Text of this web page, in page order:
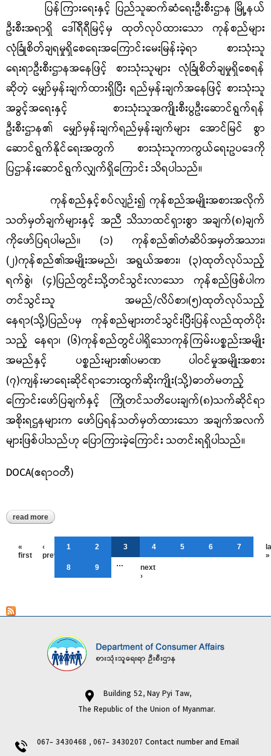
ပြန်ကြားရေးနှင့် ပြည်သူဆက်ဆံရေးဦးစီးဌာန မြို့နယ်
ဦးစီးအရာရှိ ဒေါ်ရီရီမြင့်မှ ထုတ်လုပ်ထားသော ကုန်စည်များ
လုံခြုံစိတ်ချရမှုရှိစေရေးအကြောင်းမေးမြန်းခဲ့ရာ စားသုံးသူ
ရေးရာဦးစီးဌာနအနေဖြင့် စားသုံးသူများ လုံခြုံစိတ်ချမှုရှိစေရန်
ဆိုတဲ့ မျှော်မှန်းချက်ထားရှိပြီး ရည်မှန်းချက်အနေဖြင့် စားသုံးသူ
အခွင့်အရေးနှင့် စားသုံးသူအကျိုးစီးပွဦးဆောင်ရွက်ရန်
ဦးစီးဌာန၏ မျှော်မှန်းချက်ရည်မှန်းချက်များ အောင်မြင် စွာ
ဆောင်ရွက်နိုင်ရေးအတွက် စားသုံးသူကာကွယ်ရေးဥပဒေကို
ပြဌာန်းဆောင်ရွက်လျှက်ရှိကြောင်း သိရပါသည်။
ကုန်စည်နှင့်စပ်လျဉ်း၍ ကုန်စည်အမျိုးအစားအလိုက်
သတ်မှတ်ချက်များနှင့် အညီ သိသာထင်ရှားစွာ အချက်(၈)ချက်
ကိုဖော်ပြရပါမည်။ (၁) ကုန်စည်၏တံဆိပ်အမှတ်အသား၊
(၂)ကုန်စည်၏အမျိုးအမည်၊ အရွယ်အစား၊ (၃)ထုတ်လုပ်သည့်
ရက်စွဲ၊ (၄)ပြည်တွင်းသို့တင်သွင်းလာသော ကုန်စည်ဖြစ်ပါက
တင်သွင်းသူ အမည်/လိပ်စာ၊(၅)ထုတ်လုပ်သည့်
နေရာ(သို့)ပြည်ပမှ ကုန်စည်များတင်သွင်းပြီးပြန်လည်ထုတ်ပိုး
သည့် နေရာ၊ (၆)ကုန်စည်တွင်ပါရှိသောကုန်ကြမ်းပစ္စည်းအမျိုး
အမည်နှင့် ပစ္စည်းများ၏ပမာဏ ပါဝင်မှုအမျိုးအစား
(၇)ကျန်းမာရေးဆိုင်ရာဘေးထွက်ဆိုးကျိုး(သို့)ဓာတ်မတည့်
ကြောင်းဖော်ပြချက်နှင့် ကြိုတင်သတိပေးချက်(၈)သက်ဆိုင်ရာ
အစိုးရဌနများက ဖော်ပြရန်သတ်မှတ်ထားသော အချက်အလက်
များဖြစ်ပါသည်ဟု ပြောကြားခဲ့ကြောင်း သတင်းရရှိပါသည်။
DOCA(ဧရာဝတီ)
read more about ကျိုက်လတ်မြို့နယ် ပြန်ဆက်ရုံးတွင် talk showပြောကြားခြင်း
«
first
‹
previous
1 2 3 4 5 6 7
8 9 …
next
›
»
Building 52, Nay Pyi Taw,
The Republic of the Union of Myanmar.
067- 3430468 , 067- 3430207 Contact number and Email